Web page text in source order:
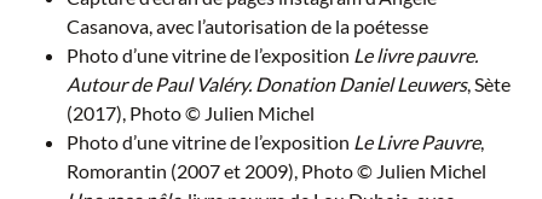
Casanova, avec l’autorisation de la poétesse
Photo d’une vitrine de l’exposition Le livre pauvre.
Autour de Paul Valéry. Donation Daniel Leuwers, Sète
(2017), Photo © Julien Michel
Photo d’une vitrine de l’exposition Le Livre Pauvre,
Romorantin (2007 et 2009), Photo © Julien Michel